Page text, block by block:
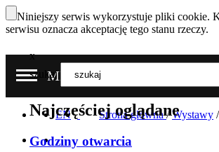
Niniejszy serwis wykorzystuje pliki cookie.
serwisu oznacza akceptację tego stanu rzeczy.
MENU
x
szukaj
Najczęściej oglądane
Godziny otwarcia
EN Strona główna/ Wystawy /